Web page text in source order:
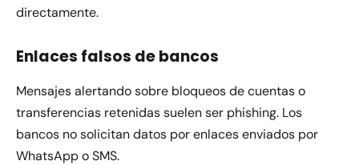
directamente.
Enlaces falsos de bancos
Mensajes alertando sobre bloqueos de cuentas o
transferencias retenidas suelen ser phishing. Los
bancos no solicitan datos por enlaces enviados por
WhatsApp o SMS.